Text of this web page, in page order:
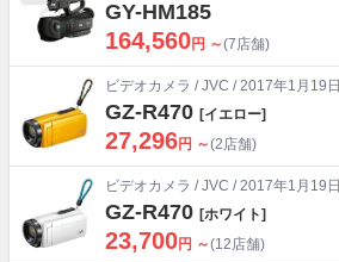
GY-HM185
164,560円 ～(7店舗)
ビデオカメラ /JVC / 2017年1月19日
GZ-R470 [イエロー]
27,296円 ～(2店舗)
ビデオカメラ /JVC / 2017年1月19日
GZ-R470 [ホワイト]
23,700円 ～(12店舗)